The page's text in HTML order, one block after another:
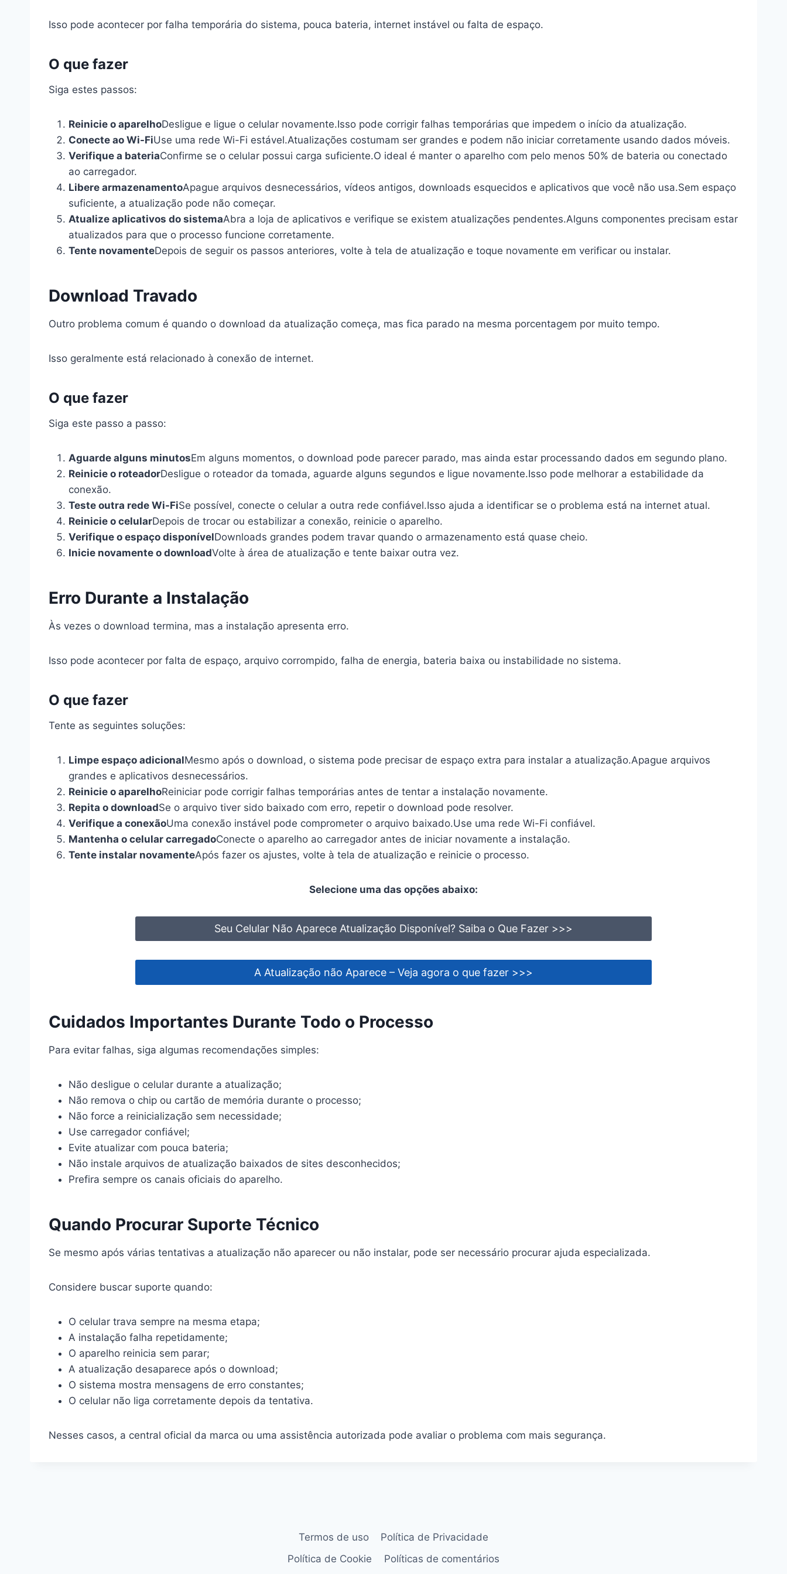
Isso pode acontecer por falha temporária do sistema, pouca bateria, internet instável ou falta de espaço.
O que fazer
Siga estes passos:
Reinicie o aparelhoDesligue e ligue o celular novamente.Isso pode corrigir falhas temporárias que impedem o início da atualização.
Conecte ao Wi-FiUse uma rede Wi-Fi estável.Atualizações costumam ser grandes e podem não iniciar corretamente usando dados móveis.
Verifique a bateriaConfirme se o celular possui carga suficiente.O ideal é manter o aparelho com pelo menos 50% de bateria ou conectado
ao carregador.
Libere armazenamentoApague arquivos desnecessários, vídeos antigos, downloads esquecidos e aplicativos que você não usa.Sem espaço
suficiente, a atualização pode não começar.
Atualize aplicativos do sistemaAbra a loja de aplicativos e verifique se existem atualizações pendentes.Alguns componentes precisam estar
atualizados para que o processo funcione corretamente.
Tente novamenteDepois de seguir os passos anteriores, volte à tela de atualização e toque novamente em verificar ou instalar.
Download Travado
Outro problema comum é quando o download da atualização começa, mas fica parado na mesma porcentagem por muito tempo.
Isso geralmente está relacionado à conexão de internet.
O que fazer
Siga este passo a passo:
Aguarde alguns minutosEm alguns momentos, o download pode parecer parado, mas ainda estar processando dados em segundo plano.
Reinicie o roteadorDesligue o roteador da tomada, aguarde alguns segundos e ligue novamente.Isso pode melhorar a estabilidade da
conexão.
Teste outra rede Wi-FiSe possível, conecte o celular a outra rede confiável.Isso ajuda a identificar se o problema está na internet atual.
Reinicie o celularDepois de trocar ou estabilizar a conexão, reinicie o aparelho.
Verifique o espaço disponívelDownloads grandes podem travar quando o armazenamento está quase cheio.
Inicie novamente o downloadVolte à área de atualização e tente baixar outra vez.
Erro Durante a Instalação
Às vezes o download termina, mas a instalação apresenta erro.
Isso pode acontecer por falta de espaço, arquivo corrompido, falha de energia, bateria baixa ou instabilidade no sistema.
O que fazer
Tente as seguintes soluções:
Limpe espaço adicionalMesmo após o download, o sistema pode precisar de espaço extra para instalar a atualização.Apague arquivos
grandes e aplicativos desnecessários.
Reinicie o aparelhoReiniciar pode corrigir falhas temporárias antes de tentar a instalação novamente.
Repita o downloadSe o arquivo tiver sido baixado com erro, repetir o download pode resolver.
Verifique a conexãoUma conexão instável pode comprometer o arquivo baixado.Use uma rede Wi-Fi confiável.
Mantenha o celular carregadoConecte o aparelho ao carregador antes de iniciar novamente a instalação.
Tente instalar novamenteApós fazer os ajustes, volte à tela de atualização e reinicie o processo.
Selecione uma das opções abaixo:
Seu Celular Não Aparece Atualização Disponível? Saiba o Que Fazer >>>
A Atualização não Aparece – Veja agora o que fazer >>>
Cuidados Importantes Durante Todo o Processo
Para evitar falhas, siga algumas recomendações simples:
Não desligue o celular durante a atualização;
Não remova o chip ou cartão de memória durante o processo;
Não force a reinicialização sem necessidade;
Use carregador confiável;
Evite atualizar com pouca bateria;
Não instale arquivos de atualização baixados de sites desconhecidos;
Prefira sempre os canais oficiais do aparelho.
Quando Procurar Suporte Técnico
Se mesmo após várias tentativas a atualização não aparecer ou não instalar, pode ser necessário procurar ajuda especializada.
Considere buscar suporte quando:
O celular trava sempre na mesma etapa;
A instalação falha repetidamente;
O aparelho reinicia sem parar;
A atualização desaparece após o download;
O sistema mostra mensagens de erro constantes;
O celular não liga corretamente depois da tentativa.
Nesses casos, a central oficial da marca ou uma assistência autorizada pode avaliar o problema com mais segurança.
Termos de uso
Política de Privacidade
Política de Cookie
Políticas de comentários